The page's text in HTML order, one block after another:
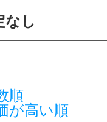
信講座を
験レッス
なし
順
が高い順